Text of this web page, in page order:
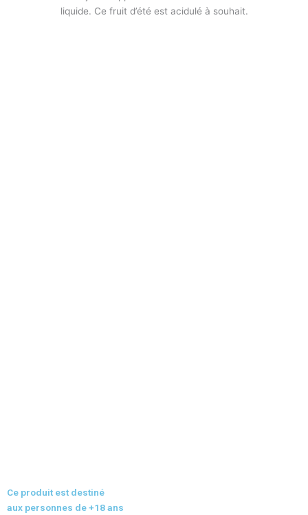
liquide. Ce fruit d’été est acidulé à souhait.
Ce produit est destiné
aux personnes de +18 ans